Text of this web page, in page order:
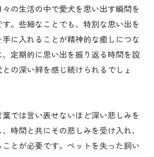
の生活の中で愛犬を思い出す瞬間を
。些細なことでも、特別な思い出を
に入れることが精神的な癒しにつな
定期的に思い出を振り返る時間を設
の深い絆を感じ続けられるでしょ
では言い表せないほど深い悲しみを
時間と共にその悲しみを受け入れ、
とが必要です。ペットを失った飼い